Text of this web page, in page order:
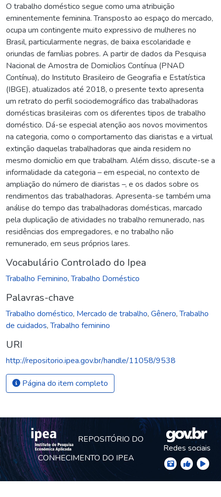
O trabalho doméstico segue como uma atribuição
eminentemente feminina. Transposto ao espaço do mercado,
ocupa um contingente muito expressivo de mulheres no
Brasil, particularmente negras, de baixa escolaridade e
oriundas de famílias pobres. A partir de dados da Pesquisa
Nacional de Amostra de Domicílios Contínua (PNAD
Contínua), do Instituto Brasileiro de Geografia e Estatística
(IBGE), atualizados até 2018, o presente texto apresenta
um retrato do perfil sociodemográfico das trabalhadoras
domésticas brasileiras com os diferentes tipos de trabalho
doméstico. Dá-se especial atenção aos novos movimentos
na categoria, como o comportamento das diaristas e a virtual
extinção daquelas trabalhadoras que ainda residem no
mesmo domicílio em que trabalham. Além disso, discute-se a
informalidade da categoria – em especial, no contexto de
ampliação do número de diaristas –, e os dados sobre os
rendimentos das trabalhadoras. Apresenta-se também uma
análise do tempo das trabalhadoras domésticas, marcado
pela duplicação de atividades no trabalho remunerado, nas
residências dos empregadores, e no trabalho não
remunerado, em seus próprios lares.
Vocabulário Controlado do Ipea
Trabalho Feminino,Trabalho Doméstico
Palavras-chave
Trabalho doméstico, Mercado de trabalho, Gênero,Trabalho
de cuidados,Trabalho feminino
URI
http://repositorio.ipea.gov.br/handle/11058/9538
Página do item completo
REPOSITÓRIO DO
CONHECIMENTO DO IPEA
Redes sociais